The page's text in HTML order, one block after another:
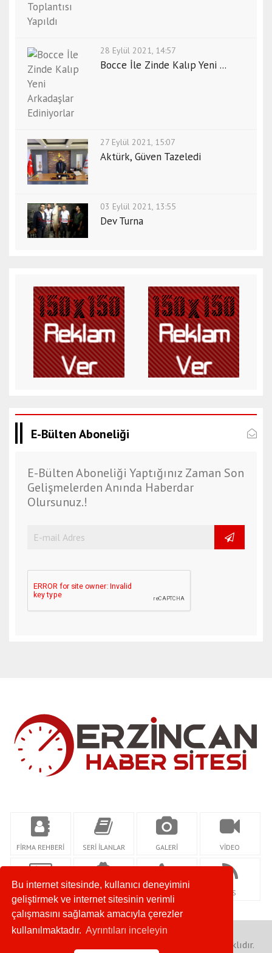
Bu internet sitesinde, kullanıcı deneyimini
geliştirmek ve internet sitesinin verimli
çalışmasını sağlamak amacıyla çerezler
kullanılmaktadır. Ayrıntıları inceleyin
28 Eylül 2021, 14:57
Bocce İle Zinde Kalıp Yeni ...
27 Eylül 2021, 15:07
Aktürk, Güven Tazeledi
03 Eylül 2021, 13:55
Dev Turna
E-Bülten Aboneliği
E-Bülten Aboneliği Yaptığınız Zaman Son
Gelişmelerden Anında Haberdar
Olursunuz.!
FİRMA REHBERİ SERİ İLANLAR GALERİ VİDEO
İLETİŞİM RSS
Copyright © 2020.Erzincan Haber Sitesi Her Hakkı Saklıdır.